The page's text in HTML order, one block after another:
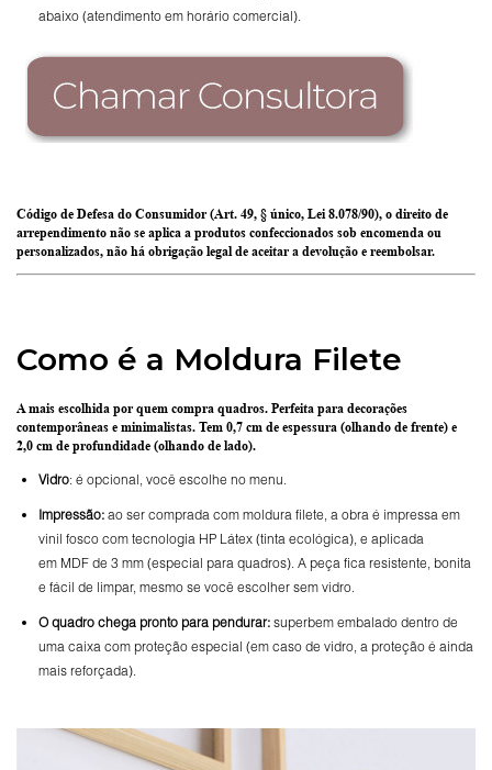
abaixo (atendimento em horário comercial).
Código de Defesa do Consumidor (Art. 49, § único, Lei 8.078/90), o direito de
arrependimento não se aplica a produtos confeccionados sob encomenda ou
personalizados, não há obrigação legal de aceitar a devolução e reembolsar.
Como é a Moldura Filete
A mais escolhida por quem compra quadros. Perfeita para decorações
contemporâneas e minimalistas. Tem 0,7 cm de espessura (olhando de frente) e
2,0 cm de profundidade (olhando de lado).
Vidro: é opcional, você escolhe no menu.
Impressão: ao ser comprada com moldura filete, a obra é impressa em
vinil fosco com tecnologia HP Látex (tinta ecológica), e aplicada
em MDF de 3 mm (especial para quadros). A peça fica resistente, bonita
e fácil de limpar, mesmo se você escolher sem vidro.
Oquadro chega pronto para pendurar: superbem embalado dentro de
uma caixa com proteção especial (em caso de vidro, a proteção é ainda
mais reforçada).